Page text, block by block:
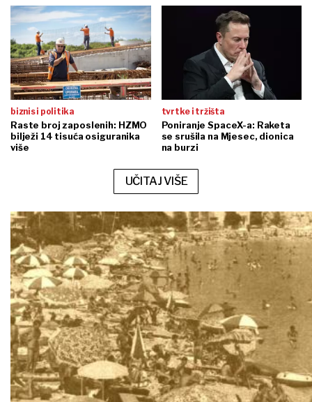
biznis i politika
Raste broj zaposlenih: HZMO
bilježi 14 tisuća osiguranika
više
tvrtke i tržišta
Poniranje SpaceX-a: Raketa
se srušila na Mjesec, dionica
na burzi
UČITAJ VIŠE